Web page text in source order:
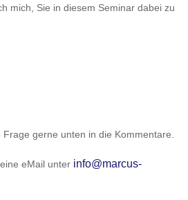
mich, Sie in diesem Seminar dabei zu
gerne unten in die Kommentare.
eMail unter info@marcus-